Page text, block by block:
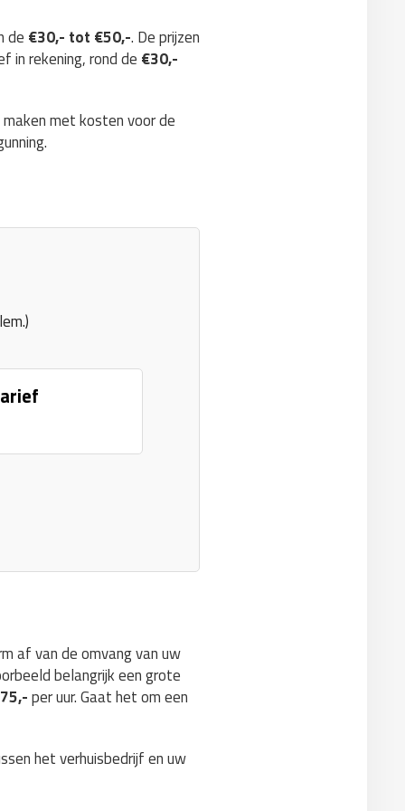
de €30,- tot €50,-. De prijzen
in rekening, rond de €30,-
met kosten voor de
af van de omvang van uw
belangrijk een grote
per uur. Gaat het om een
het verhuisbedrijf en uw